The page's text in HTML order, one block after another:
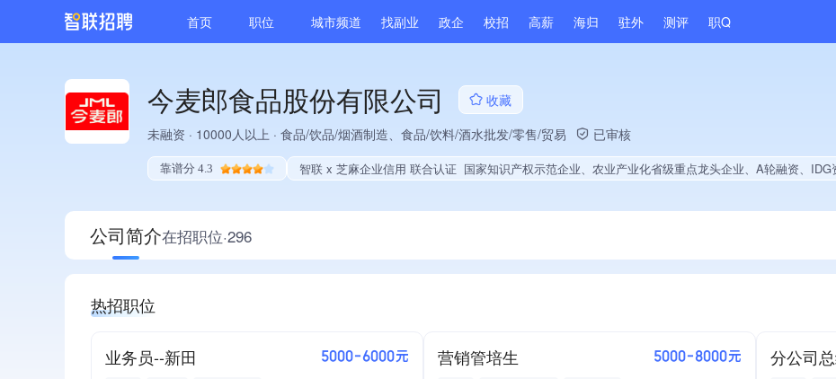
首页 职位 城市频道 找副业 政企 校招 高薪 海归 驻外 测评 职Q
今麦郎食品股份有限公司
收藏
未融资 · 10000人以上 · 食品/饮品/烟酒制造、食品/饮料/酒水批发/零售/贸易 已审核
靠谱分 4.3 智联 x 芝麻企业信用 联合认证 国家知识产权示范企业、农业产业化省级重点龙头企业、A轮融资、IDG资本投资、省级企业技术中心、政府供应商、战略性新兴领域创新能力、绝对控股24家公司、薪资水平全省同行前5%、旗下品牌同行前5%、A级纳税人、多产业布局、拥有节能环保技术、拥有自主品牌、拥有发明专利、专利授权量同领域前5%、技术布局行业领先、经营年限全国同行前10%、集团成员、权威管理体系认证、全国多家直营店、大学生就业贡献、拥有绿色资质、拥有
公司简介在招职位·296
热招职位
业务员--新田 5000-6000元 营销管培生 5000-8000元 分公司